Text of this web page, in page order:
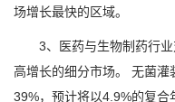
场增长最快的区域。
3、医药与生物制药行业
高增长的细分市场。 无菌
39%，预计将以4.9%的复